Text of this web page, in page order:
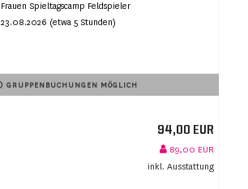
Frauen Spieltagscamp Feldspieler
23.08.2026 (etwa 5 Stunden)
GRUPPENBUCHUNGEN MÖGLICH
94,00 EUR
89,00 EUR
inkl. Ausstattung